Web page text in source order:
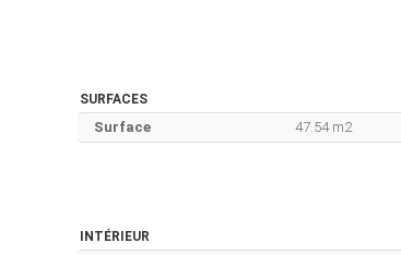
SURFACES
Surface 47.54 m2
INTÉRIEUR